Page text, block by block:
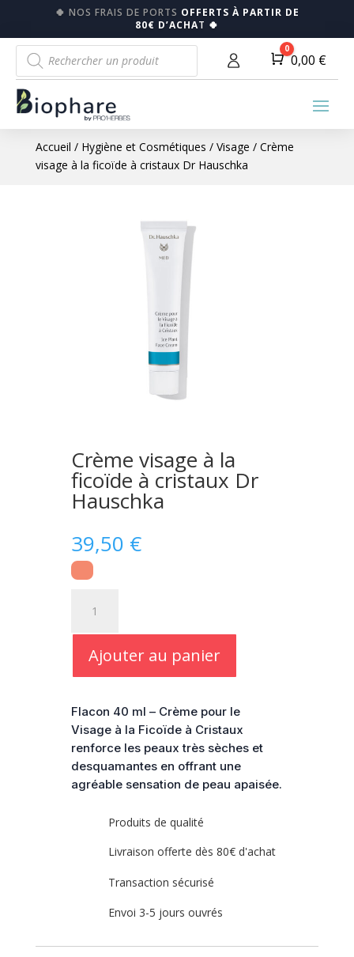
🍀 NOS FRAIS DE PORTS OFFERTS À PARTIR DE
80€ D’ACHAT 🍀
Recherche
de
produits
Panier
0
0,00 €
Accueil / Hygiène et Cosmétiques / Visage / Crème
visage à la ficoïde à cristaux Dr Hauschka
Crème visage à la
ficoïde à cristaux Dr
Hauschka
39,50 €
Crème
visage
ficoïde
à
cristaux
Dr
Hauschka
Ajouter au panier
Flacon 40 ml – Crème pour le
Visage à la Ficoïde à Cristaux
renforce les peaux très sèches et
desquamantes en offrant une
agréable sensation de peau apaisée.
Produits de qualité
Livraison offerte dès 80€ d'achat
Transaction sécurisé
Envoi 3-5 jours ouvrés